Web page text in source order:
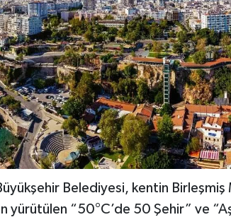
Belediyesi, kentin Birleşmiş
yürütülen “50°C’de 50 Şehir” ve